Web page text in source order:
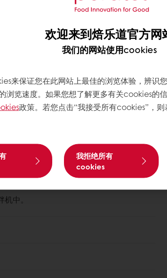
中。
欢迎来到焙乐道官方网
我们的网站使用cookies
来保证您在此网站上最佳的浏览体验，辨识
浏览速度。如果您想了解更多有关cookies的
政策。若您点击“我接受所有cookies”，
我拒绝所有
cookies